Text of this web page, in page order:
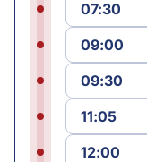
07:30
09:00
09:30
11:05
12:00